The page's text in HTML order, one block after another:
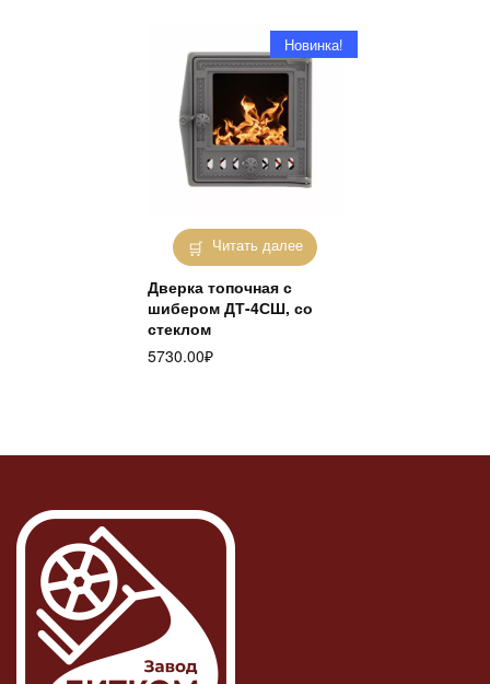
Читать далее
Новинка!
Дверка топочная с
шибером ДТ-4СШ, со
стеклом
5730.00₽